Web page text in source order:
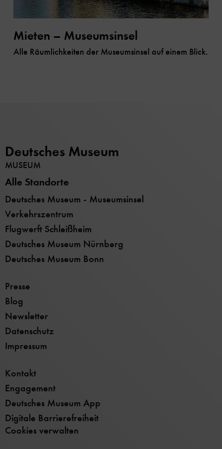
Mieten – Museumsinsel
Alle Räumlichkeiten der Museumsinsel auf einem Blick.
Deutsches Museum
MUSEUM
Alle Standorte
Deutsches Museum - Museumsinsel
Verkehrszentrum
Flugwerft Schleißheim
Deutsches Museum Nürnberg
Deutsches Museum Bonn
Presse
Blog
Newsletter
Datenschutz
Impressum
Kontakt
Engagement
Deutsches Museum App
Digitale Barrierefreiheit
Cookies verwalten